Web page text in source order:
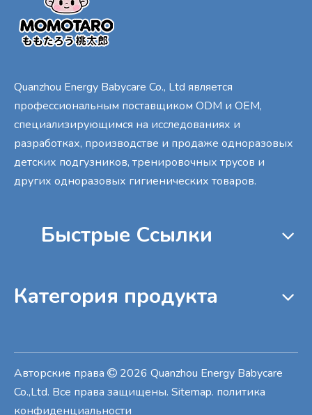
Quanzhou Energy Babycare Co., Ltd является
профессиональным поставщиком ODM и OEM,
специализирующимся на исследованиях и
разработках, производстве и продаже одноразовых
детских подгузников, тренировочных трусов и
других одноразовых гигиенических товаров.
Быстрые Cсылки
Категория продукта
Авторские права  2026 Quanzhou Energy Babycare
Co.,Ltd. Все права защищены. Sitemap. политика
конфиденциальности